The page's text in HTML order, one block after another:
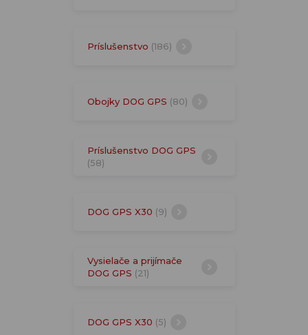
Príslušenstvo (186)
Obojky DOG GPS (80)
Príslušenstvo DOG GPS
(58)
DOG GPS X30 (9)
Vysielače a prijímače
DOG GPS (21)
DOG GPS X30 (5)